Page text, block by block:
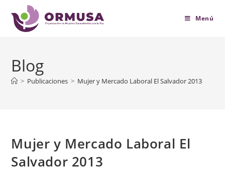
contenido
Menú
Blog
> Publicaciones > Mujer y Mercado Laboral El Salvador 2013
Mujer y Mercado Laboral El
Salvador 2013